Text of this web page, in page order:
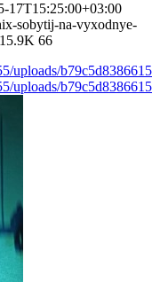
17T15:25:00+03:00
sobytij-na-vyxodnye-
15.9K 66
uploads/
uploads/